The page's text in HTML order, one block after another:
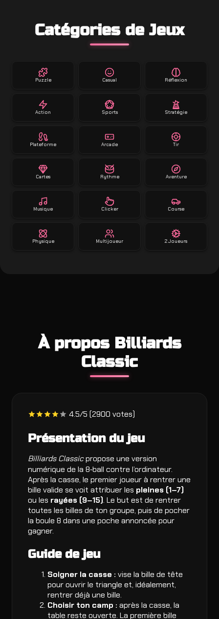
Catégories de Jeux
Puzzle Casual Réflexion
Action Sports Stratégie
Plateforme Arcade Tir
Cartes Rythme Aventure
Musique Clicker Course
Physique Multijoueur 2 Joueurs
À propos Billiards
Classic
4.5/5 (2900 votes)
Présentation du jeu
Billiards Classicpropose une version
numérique de la 8‑ball contre l’ordinateur.
Après la casse, le premier joueur à rentrer une
bille valide se voit attribuer les pleines (1–7)
ou les rayées (9–15). Le but est de rentrer
toutes les billes de ton groupe, puis de pocher
la boule 8 dans une poche annoncée pour
gagner.
Guide de jeu
Soigner la casse : vise la bille de tête
pour ouvrir le triangle et, idéalement,
rentrer déjà une bille.
Choisir ton camp : après la casse, la
table reste ouverte. La première bille